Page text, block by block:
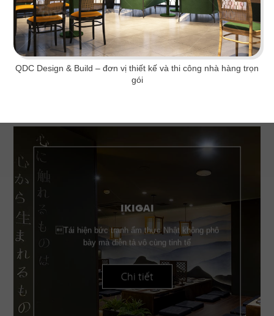
Chi tiết
IKIGAI
Tái hiện bức tranh ẩm thực Nhật không phô
bày mà diễn tả vô cùng tinh tế
Chi tiết
QDC Design & Build – đơn vị thiết kế và thi công nhà hàng trọn
gói